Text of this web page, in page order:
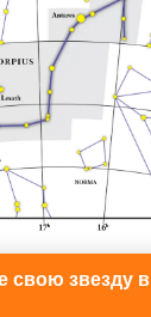
свою звезду в